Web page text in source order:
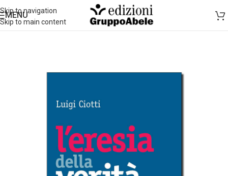
Skip to navigation
Skip to main content
MENU